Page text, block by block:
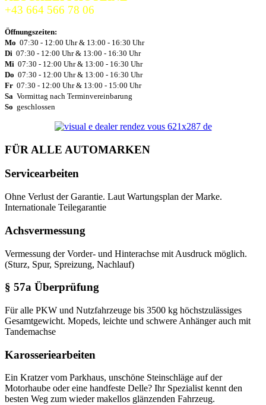
+43 664 566 78 06
Öffnungszeiten:
Mo 07:30 - 12:00 Uhr & 13:00 - 16:30 Uhr
Di 07:30 - 12:00 Uhr & 13:00 - 16:30 Uhr
Mi 07:30 - 12:00 Uhr & 13:00 - 16:30 Uhr
Do 07:30 - 12:00 Uhr & 13:00 - 16:30 Uhr
Fr 07:30 - 12:00 Uhr & 13:00 - 15:00 Uhr
Sa Vormittag nach Terminvereinbarung
So geschlossen
FÜR ALLE AUTOMARKEN
Servicearbeiten
Ohne Verlust der Garantie. Laut Wartungsplan der Marke.
Internationale Teilegarantie
Achsvermessung
Vermessung der Vorder- und Hinterachse mit Ausdruck möglich.
(Sturz, Spur, Spreizung, Nachlauf)
§ 57a Überprüfung
Für alle PKW und Nutzfahrzeuge bis 3500 kg höchstzulässiges
Gesamtgewicht. Mopeds, leichte und schwere Anhänger auch mit
Tandemachse
Karosseriearbeiten
Ein Kratzer vom Parkhaus, unschöne Steinschläge auf der
Motorhaube oder eine handfeste Delle? Ihr Spezialist kennt den
besten Weg zum wieder makellos glänzenden Fahrzeug.